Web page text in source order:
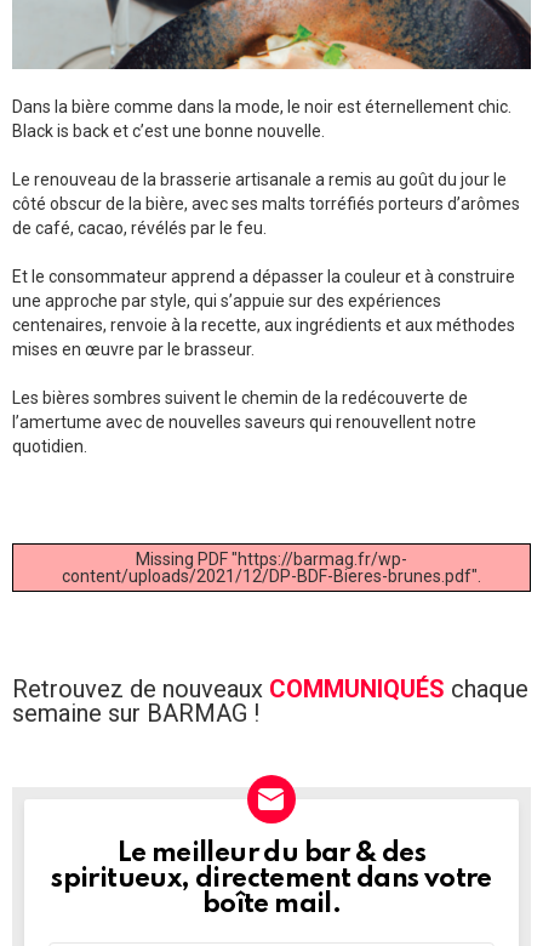
Dans la bière comme dans la mode, le noir est éternellement chic.
Black is back et c’est une bonne nouvelle.
Le renouveau de la brasserie artisanale a remis au goût du jour le
côté obscur de la bière, avec ses malts torréfiés porteurs d’arômes
de café, cacao, révélés par le feu.
Et le consommateur apprend a dépasser la couleur et à construire
une approche par style, qui s’appuie sur des expériences
centenaires, renvoie à la recette, aux ingrédients et aux méthodes
mises en œuvre par le brasseur.
Les bières sombres suivent le chemin de la redécouverte de
l’amertume avec de nouvelles saveurs qui renouvellent notre
quotidien.
Missing PDF "https://barmag.fr/wp-
content/uploads/2021/12/DP-BDF-Bieres-brunes.pdf".
Retrouvez de nouveaux COMMUNIQUÉS chaque
semaine sur BARMAG !
NEWSLETTER
Le meilleur du bar & des
spiritueux, directement dans votre
boîte mail.